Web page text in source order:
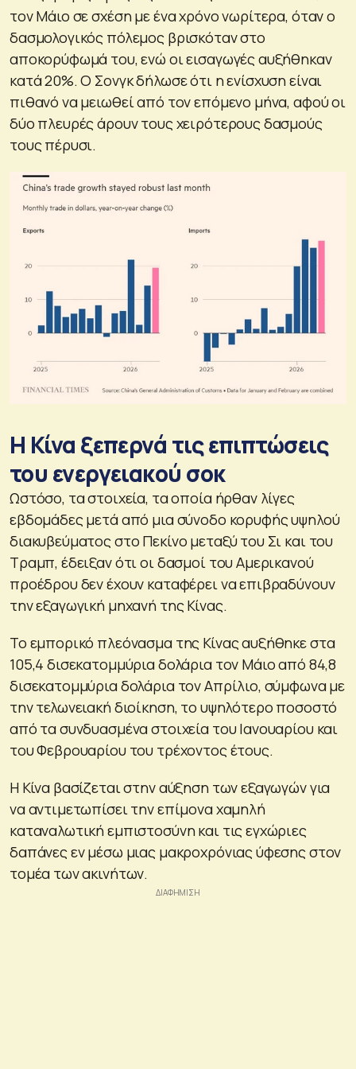
τον Μάιο σε σχέση με ένα χρόνο νωρίτερα, όταν ο
δασμολογικός πόλεμος βρισκόταν στο
αποκορύφωμά του, ενώ οι εισαγωγές αυξήθηκαν
κατά 20%. Ο Σονγκ δήλωσε ότι η ενίσχυση είναι
πιθανό να μειωθεί από τον επόμενο μήνα, αφού οι
δύο πλευρές άρουν τους χειρότερους δασμούς
τους πέρυσι.
Η Κίνα ξεπερνά τις επιπτώσεις
του ενεργειακού σοκ
Ωστόσο, τα στοιχεία, τα οποία ήρθαν λίγες
εβδομάδες μετά από μια σύνοδο κορυφής υψηλού
διακυβεύματος στο Πεκίνο μεταξύ του Σι και του
Τραμπ, έδειξαν ότι οι δασμοί του Αμερικανού
προέδρου δεν έχουν καταφέρει να επιβραδύνουν
την εξαγωγική μηχανή της Κίνας.
Το εμπορικό πλεόνασμα της Κίνας αυξήθηκε στα
105,4 δισεκατομμύρια δολάρια τον Μάιο από 84,8
δισεκατομμύρια δολάρια τον Απρίλιο, σύμφωνα με
την τελωνειακή διοίκηση, το υψηλότερο ποσοστό
από τα συνδυασμένα στοιχεία του Ιανουαρίου και
του Φεβρουαρίου του τρέχοντος έτους.
Η Κίνα βασίζεται στην αύξηση των εξαγωγών για
να αντιμετωπίσει την επίμονα χαμηλή
καταναλωτική εμπιστοσύνη και τις εγχώριες
δαπάνες εν μέσω μιας μακροχρόνιας ύφεσης στον
τομέα των ακινήτων.